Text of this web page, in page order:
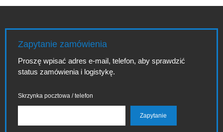
Zapytanie zamówienia
Proszę wpisać adres e-mail, telefon, aby sprawdzić
status zamówienia i logistykę.
Skrzynka pocztowa / telefon